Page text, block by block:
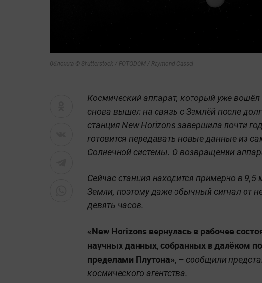
Обложка © Shutterstock / FOTODOM / Raymond Cassel
Космический аппарат, который уже
снова вышел на связь с Землёй после
станция New Horizons завершила почти
готовится передавать новые данные из
Солнечной системы. О возвращении
Сейчас станция находится примерно в
Земли, поэтому даже обычный сигнал от
девять часов.
«New Horizons вернулась в рабочее
научных данных, собранных в далёком
пределами Плутона», – сообщили
космического агентства.